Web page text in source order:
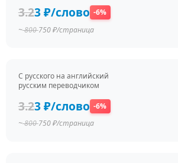
3.23 ₽/слово -6%
~800750 ₽/страница
С русского на английский
русским переводчиком
3.23 ₽/слово -6%
~800750 ₽/страница